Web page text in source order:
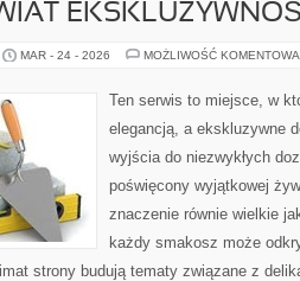
MAR - 24 - 2026 MOŻLIWOŚĆ
Ten serwis to miejsce, w
elegancją, a ekskluzywne
wyjścia do niezwykłych
poświęcony wyjątkowej
znaczenie równie wielkie
każdy smakosz może
strony budują tematy związane z